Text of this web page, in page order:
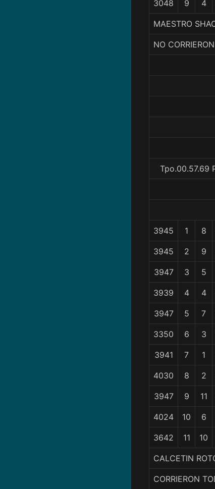
3048 9 4
MAESTRO
NO
Tpo.00.57.69
3945 1 8
3945 2 9
3947 3 5
3939 4 4
3947 5 7
3350 6 3
3941 7 1
4030 8 2
3947 9 11
4024 10 6
3642 11 10
CALCETIN
CORRIERON